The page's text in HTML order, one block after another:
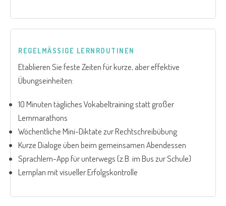
REGELMÄSSIGE LERNROUTINEN
Etablieren Sie feste Zeiten für kurze, aber effektive
Übungseinheiten:
10 Minuten tägliches Vokabeltraining statt großer
Lernmarathons
Wöchentliche Mini-Diktate zur Rechtschreibübung
Kurze Dialoge üben beim gemeinsamen Abendessen
Sprachlern-App für unterwegs (z.B. im Bus zur Schule)
Lernplan mit visueller Erfolgskontrolle